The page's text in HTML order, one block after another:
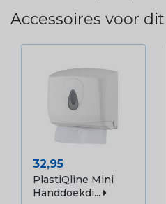
Accessoires voor
Prijs
32,95
PlastiQline Mini
Handdoekdi...